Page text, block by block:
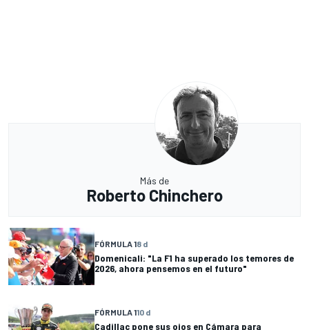
Más de
Roberto Chinchero
FÓRMULA 18 d
Domenicali: "La F1 ha superado los temores de
2026, ahora pensemos en el futuro"
FÓRMULA 110 d
Cadillac pone sus ojos en Cámara para